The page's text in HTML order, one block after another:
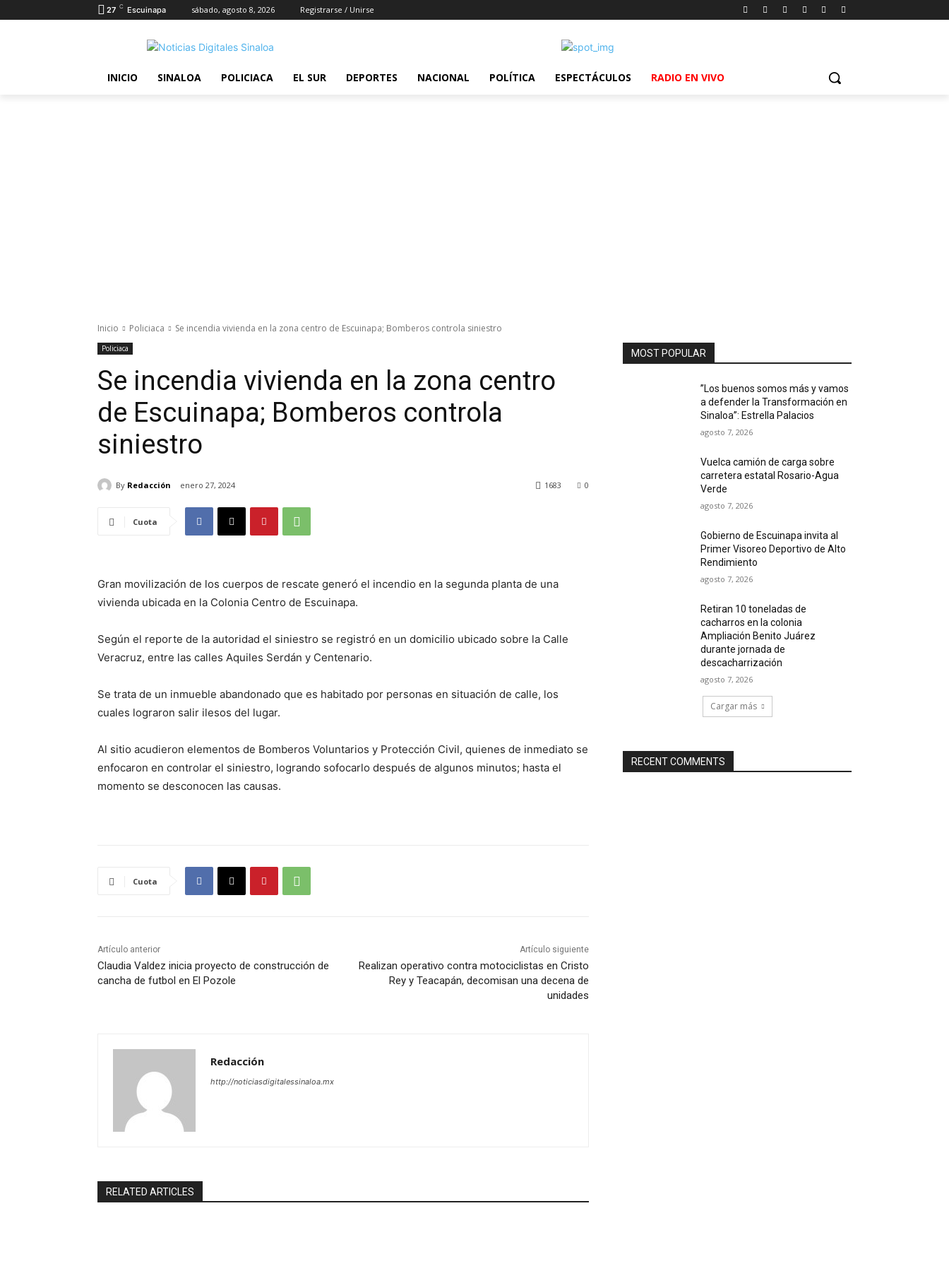
27 C Escuinapa sábado, agosto 8, 2026 Registrarse / Unirse
INICIO SINALOA POLICIACA EL SUR DEPORTES NACIONAL POLÍTICA ESPECTÁCULOS RADIO EN VIVO
Inicio Policiaca Se incendia vivienda en la zona centro de Escuinapa; Bomberos controla siniestro
Policiaca
Se incendia vivienda en la zona centro
de Escuinapa; Bomberos controla
siniestro
By Redacción enero 27, 2024 0
1683
Cuota
Gran movilización de los cuerpos de rescate generó el incendio en la segunda planta de una
vivienda ubicada en la Colonia Centro de Escuinapa.
Según el reporte de la autoridad el siniestro se registró en un domicilio ubicado sobre la Calle
Veracruz, entre las calles Aquiles Serdán y Centenario.
Se trata de un inmueble abandonado que es habitado por personas en situación de calle, los
cuales lograron salir ilesos del lugar.
Al sitio acudieron elementos de Bomberos Voluntarios y Protección Civil, quienes de inmediato se
enfocaron en controlar el siniestro, logrando sofocarlo después de algunos minutos; hasta el
momento se desconocen las causas.
Cuota
Artículo anterior
Claudia Valdez inicia proyecto de construcción de
cancha de futbol en El Pozole
Artículo siguiente
Realizan operativo contra motociclistas en Cristo
Rey y Teacapán, decomisan una decena de
unidades
Redacción
http://noticiasdigitalessinaloa.mx
RELATED ARTICLES
MOST POPULAR
”Los buenos somos más y vamos
a defender la Transformación en
Sinaloa”: Estrella Palacios
agosto 7, 2026
Vuelca camión de carga sobre
carretera estatal Rosario-Agua
Verde
agosto 7, 2026
Gobierno de Escuinapa invita al
Primer Visoreo Deportivo de Alto
Rendimiento
agosto 7, 2026
Retiran 10 toneladas de
cacharros en la colonia
Ampliación Benito Juárez
durante jornada de
descacharrización
agosto 7, 2026
Cargar más
RECENT COMMENTS